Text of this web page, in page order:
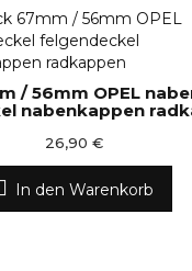
/ 56mm OPEL
nabenkappen
26,90 €
In den Warenkorb